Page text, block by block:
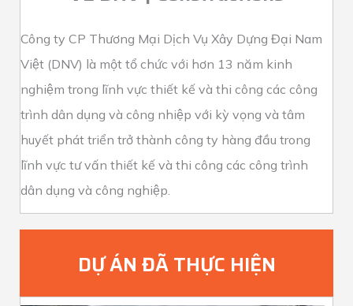
Công ty CP Thương Mại Dịch Vụ Xây Dựng Đại Nam
Việt (DNV) là một tổ chức với hơn 13 năm kinh
nghiệm trong lĩnh vực thiết kế và thi công các công
trình dân dụng và công nhiệp với kỳ vọng và tâm
huyết phát triển trở thành công ty hàng đầu trong
lĩnh vực tư vấn thiết kế và thi công các công trình
dân dụng và công nghiệp.
DỰ ÁN ĐÃ THỰC HIỆN